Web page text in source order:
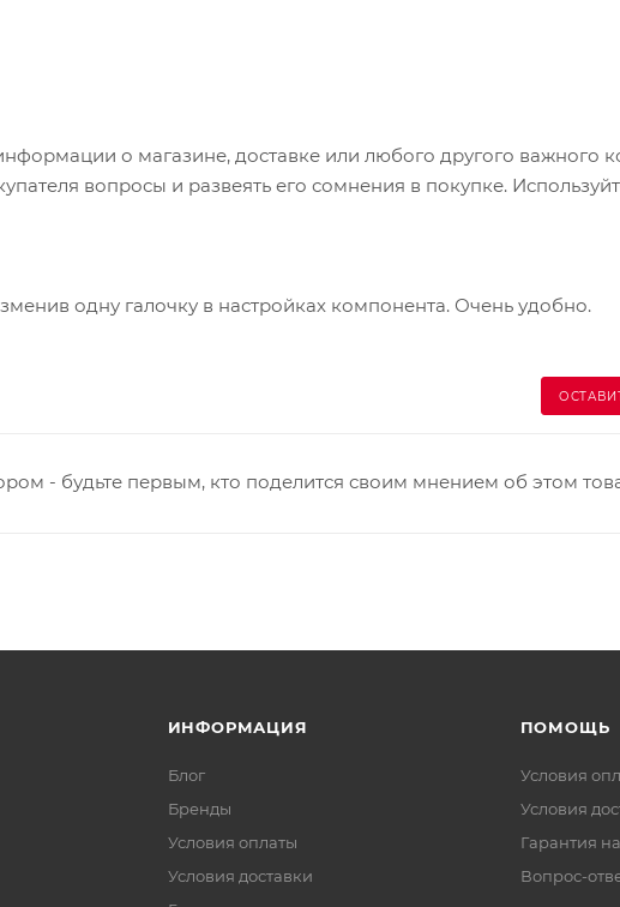
о магазине, доставке или любого другого важного
вопросы и развеять его сомнения в покупке.
одну галочку в настройках компонента. Очень удобно.
- будьте первым, кто поделится своим мнением об этом
ИНФОРМАЦИЯ
Блог
Бренды
Условия оплаты
Условия доставки
ПОМОЩЬ
Условия
Условия
Гарантия
Вопрос-